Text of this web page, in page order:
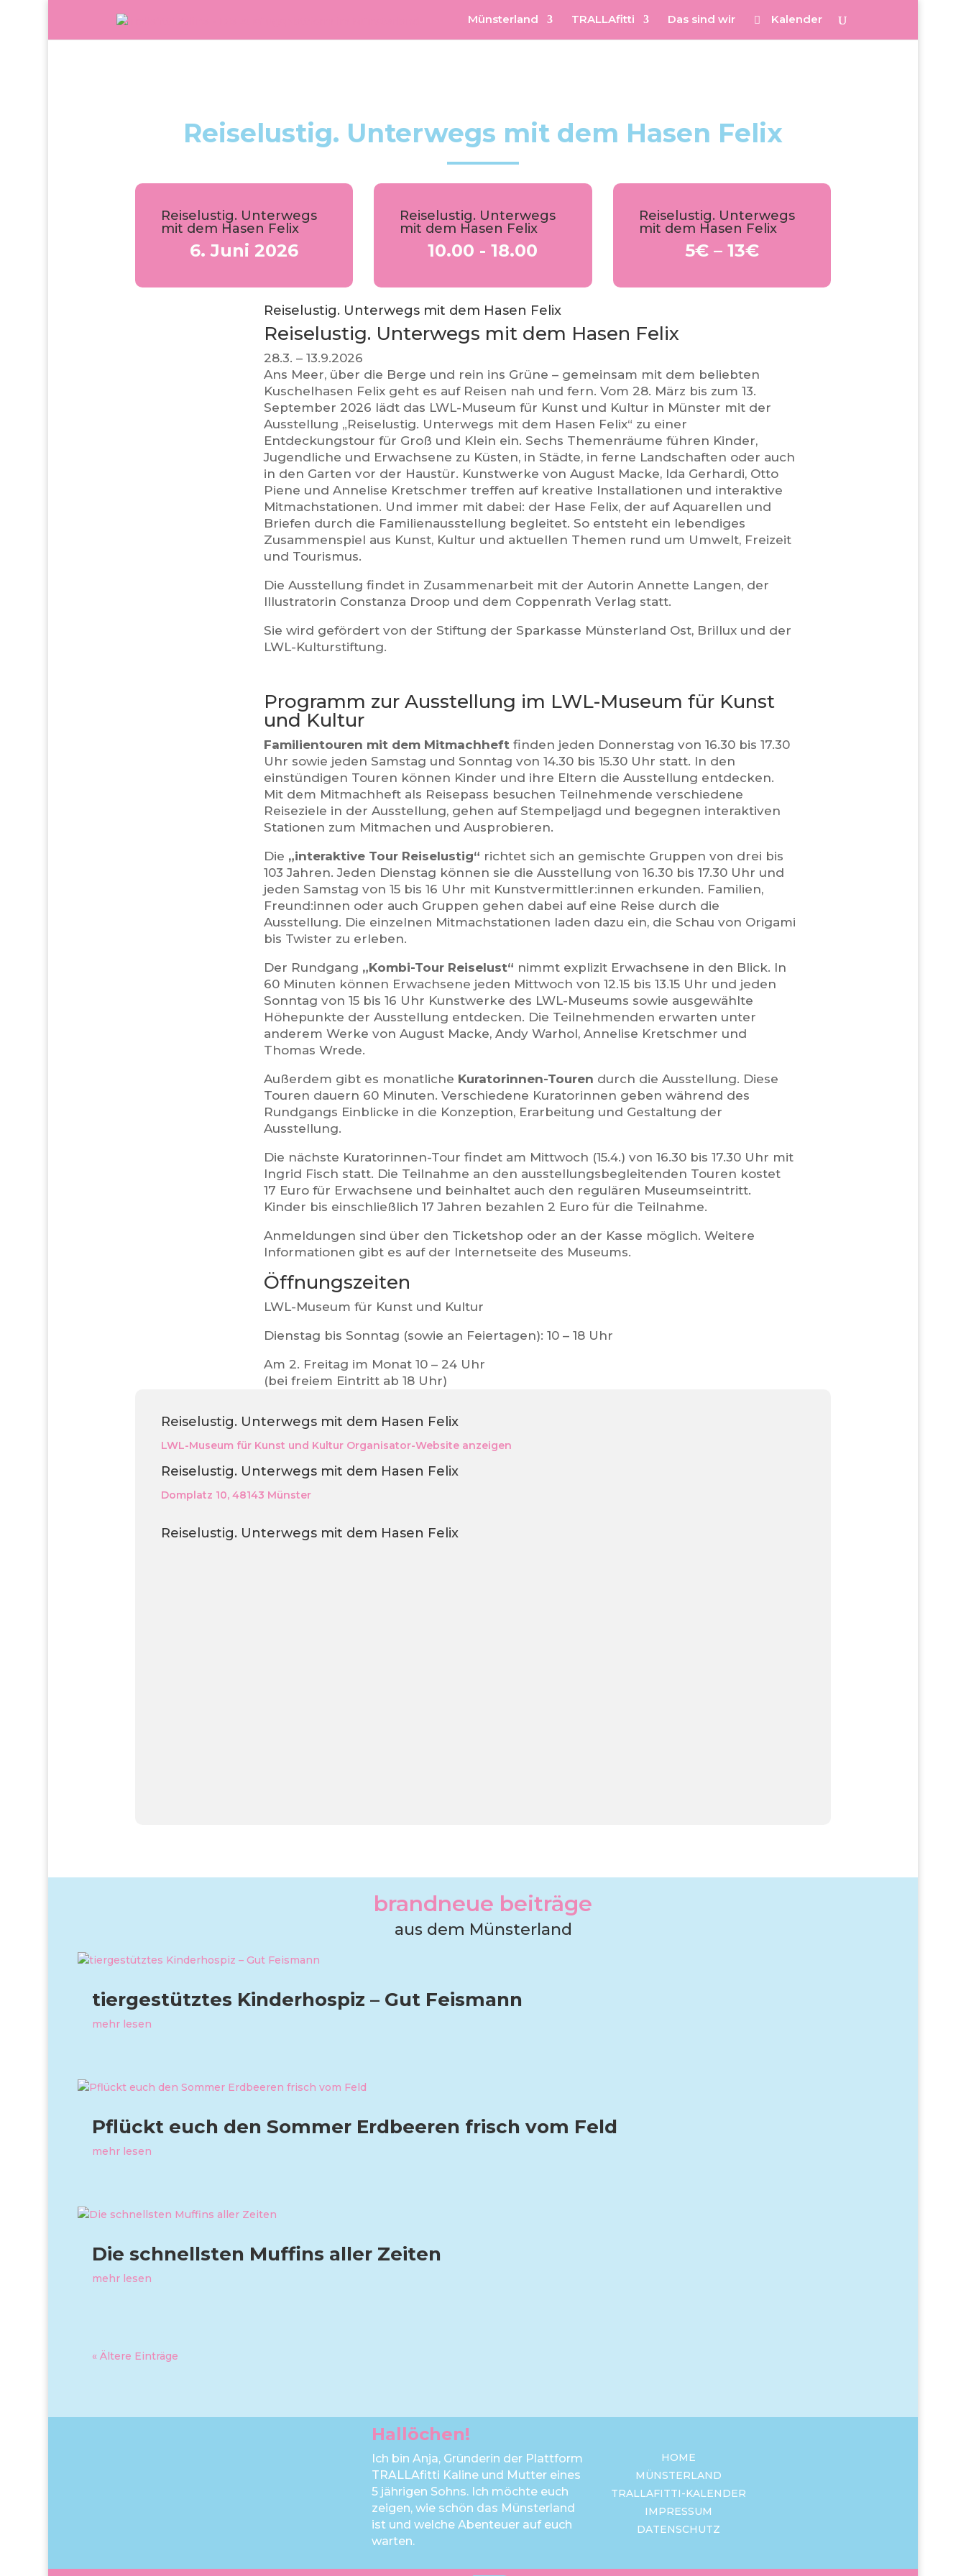
Münsterland TRALLAfitti Das sind wir Kalender
Reiselustig. Unterwegs mit dem Hasen Felix
Reiselustig. Unterwegs
mit dem Hasen Felix
6. Juni 2026
Reiselustig. Unterwegs
mit dem Hasen Felix
10.00 - 18.00
Reiselustig. Unterwegs
mit dem Hasen Felix
5€ – 13€
Reiselustig. Unterwegs mit dem Hasen Felix
Reiselustig. Unterwegs mit dem Hasen Felix
28.3. – 13.9.2026
Ans Meer, über die Berge und rein ins Grüne – gemeinsam mit dem beliebten
Kuschelhasen Felix geht es auf Reisen nah und fern. Vom 28. März bis zum 13.
September 2026 lädt das LWL-Museum für Kunst und Kultur in Münster mit der
Ausstellung „Reiselustig. Unterwegs mit dem Hasen Felix“ zu einer
Entdeckungstour für Groß und Klein ein. Sechs Themenräume führen Kinder,
Jugendliche und Erwachsene zu Küsten, in Städte, in ferne Landschaften oder auch
in den Garten vor der Haustür. Kunstwerke von August Macke, Ida Gerhardi, Otto
Piene und Annelise Kretschmer treffen auf kreative Installationen und interaktive
Mitmachstationen. Und immer mit dabei: der Hase Felix, der auf Aquarellen und
Briefen durch die Familienausstellung begleitet. So entsteht ein lebendiges
Zusammenspiel aus Kunst, Kultur und aktuellen Themen rund um Umwelt, Freizeit
und Tourismus.
Die Ausstellung findet in Zusammenarbeit mit der Autorin Annette Langen, der
Illustratorin Constanza Droop und dem Coppenrath Verlag statt.
Sie wird gefördert von der Stiftung der Sparkasse Münsterland Ost, Brillux und der
LWL-Kulturstiftung.
Programm zur Ausstellung im LWL-Museum für Kunst
und Kultur
Familientouren mit dem Mitmachheft finden jeden Donnerstag von 16.30 bis 17.30
Uhr sowie jeden Samstag und Sonntag von 14.30 bis 15.30 Uhr statt. In den
einstündigen Touren können Kinder und ihre Eltern die Ausstellung entdecken.
Mit dem Mitmachheft als Reisepass besuchen Teilnehmende verschiedene
Reiseziele in der Ausstellung, gehen auf Stempeljagd und begegnen interaktiven
Stationen zum Mitmachen und Ausprobieren.
Die „interaktive Tour Reiselustig“ richtet sich an gemischte Gruppen von drei bis
103 Jahren. Jeden Dienstag können sie die Ausstellung von 16.30 bis 17.30 Uhr und
jeden Samstag von 15 bis 16 Uhr mit Kunstvermittler:innen erkunden. Familien,
Freund:innen oder auch Gruppen gehen dabei auf eine Reise durch die
Ausstellung. Die einzelnen Mitmachstationen laden dazu ein, die Schau von Origami
bis Twister zu erleben.
Der Rundgang „Kombi-Tour Reiselust“ nimmt explizit Erwachsene in den Blick. In
60 Minuten können Erwachsene jeden Mittwoch von 12.15 bis 13.15 Uhr und jeden
Sonntag von 15 bis 16 Uhr Kunstwerke des LWL-Museums sowie ausgewählte
Höhepunkte der Ausstellung entdecken. Die Teilnehmenden erwarten unter
anderem Werke von August Macke, Andy Warhol, Annelise Kretschmer und
Thomas Wrede.
Außerdem gibt es monatliche Kuratorinnen-Touren durch die Ausstellung. Diese
Touren dauern 60 Minuten. Verschiedene Kuratorinnen geben während des
Rundgangs Einblicke in die Konzeption, Erarbeitung und Gestaltung der
Ausstellung.
Die nächste Kuratorinnen-Tour findet am Mittwoch (15.4.) von 16.30 bis 17.30 Uhr mit
Ingrid Fisch statt. Die Teilnahme an den ausstellungsbegleitenden Touren kostet
17 Euro für Erwachsene und beinhaltet auch den regulären Museumseintritt.
Kinder bis einschließlich 17 Jahren bezahlen 2 Euro für die Teilnahme.
Anmeldungen sind über den Ticketshop oder an der Kasse möglich. Weitere
Informationen gibt es auf der Internetseite des Museums.
Öffnungszeiten
LWL-Museum für Kunst und Kultur
Dienstag bis Sonntag (sowie an Feiertagen): 10 – 18 Uhr
Am 2. Freitag im Monat 10 – 24 Uhr
(bei freiem Eintritt ab 18 Uhr)
Reiselustig. Unterwegs mit dem Hasen Felix
LWL-Museum für Kunst und Kultur Organisator-Website anzeigen
Reiselustig. Unterwegs mit dem Hasen Felix
Domplatz 10, 48143 Münster
Reiselustig. Unterwegs mit dem Hasen Felix
brandneue beiträge
aus dem Münsterland
tiergestütztes Kinderhospiz – Gut Feismann
mehr lesen
Pflückt euch den Sommer Erdbeeren frisch vom Feld
mehr lesen
Die schnellsten Muffins aller Zeiten
mehr lesen
« Ältere Einträge
Hallöchen!
Ich bin Anja, Gründerin der Plattform
TRALLAfitti Kaline und Mutter eines
5 jährigen Sohns. Ich möchte euch
zeigen, wie schön das Münsterland
ist und welche Abenteuer auf euch
warten.
HOME
MÜNSTERLAND
TRALLAFITTI-KALENDER
IMPRESSUM
DATENSCHUTZ